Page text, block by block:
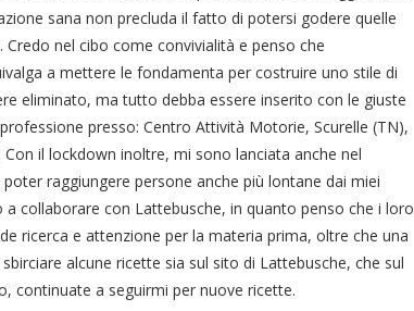
sana non precluda il fatto di potersi godere quelle
nel cibo come convivialità e penso che
a mettere le fondamenta per costruire uno stile di
eliminato, ma tutto debba essere inserito con le giuste
presso: Centro Attività Motorie, Scurelle (TN),
il lockdown inoltre, mi sono lanciata anche nel
raggiungere persone anche più lontane dai miei
collaborare con Lattebusche, in quanto penso che i loro
ricerca e attenzione per la materia prima, oltre che una
alcune ricette sia sul sito di Lattebusche, che sul
continuate a seguirmi per nuove ricette.